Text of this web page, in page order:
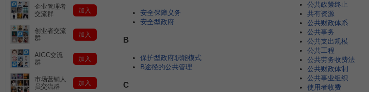
安全保障义务
安全型政府
B
保护型政府职能模式
B途径的公共管理
C
公共政策终止
共有资源
公共财政体系
公共事务
公共支出规模
公共工程
公共劳务收费法
公共财政体制
公共事业组织
使用者收费
企业管理者
交流群
加入
创业者交流
群
加入
AIGC交流
群
加入
市场营销人
员交流群
加入